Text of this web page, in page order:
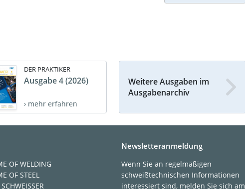
DER PRAKTIKER
Ausgabe 4 (2026)
› mehr erfahren
Weitere Ausgaben im
Ausgabenarchiv
OF WELDING
OF STEEL
Newsletteranmeldung
Wenn Sie an regelmäßigen
schweißtechnischen Informationen
interessiert sind, melden Sie sich am